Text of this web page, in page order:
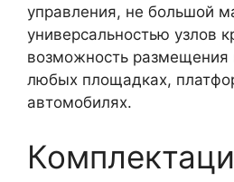
управления, не большой
универсальностью узлов
возможность размещения
любых площадках,
автомобилях.